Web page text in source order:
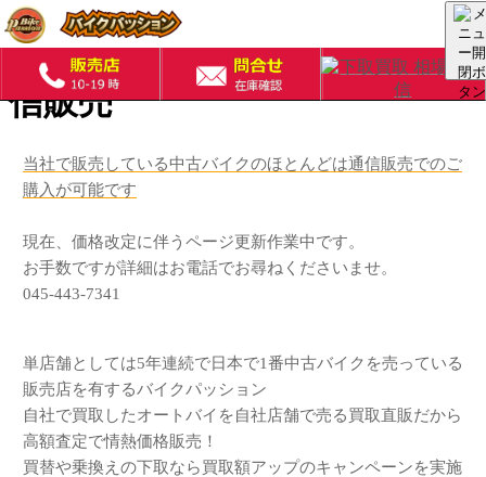
全国配送料金｜中古バイク通
信販売
当社で販売している中古バイクのほとんどは通信販売でのご
購入が可能です
現在、価格改定に伴うページ更新作業中です。
お手数ですが詳細はお電話でお尋ねくださいませ。
045-443-7341
単店舗としては5年連続で日本で1番中古バイクを売っている
販売店を有するバイクパッション
自社で買取したオートバイを自社店舗で売る買取直販だから
高額査定で情熱価格販売！
買替や乗換えの下取なら買取額アップのキャンペーンを実施